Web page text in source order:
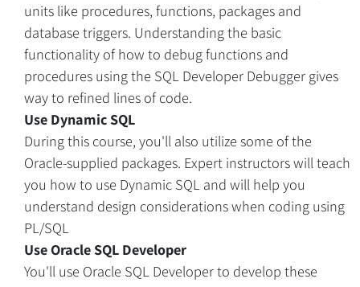
units like procedures, functions, packages and
database triggers. Understanding the basic
functionality of how to debug functions and
procedures using the SQL Developer Debugger gives
way to refined lines of code.
Use Dynamic SQL
During this course, you'll also utilize some of the
Oracle-supplied packages. Expert instructors will teach
you how to use Dynamic SQL and will help you
understand design considerations when coding using
PL/SQL
Use Oracle SQL Developer
You'll use Oracle SQL Developer to develop these